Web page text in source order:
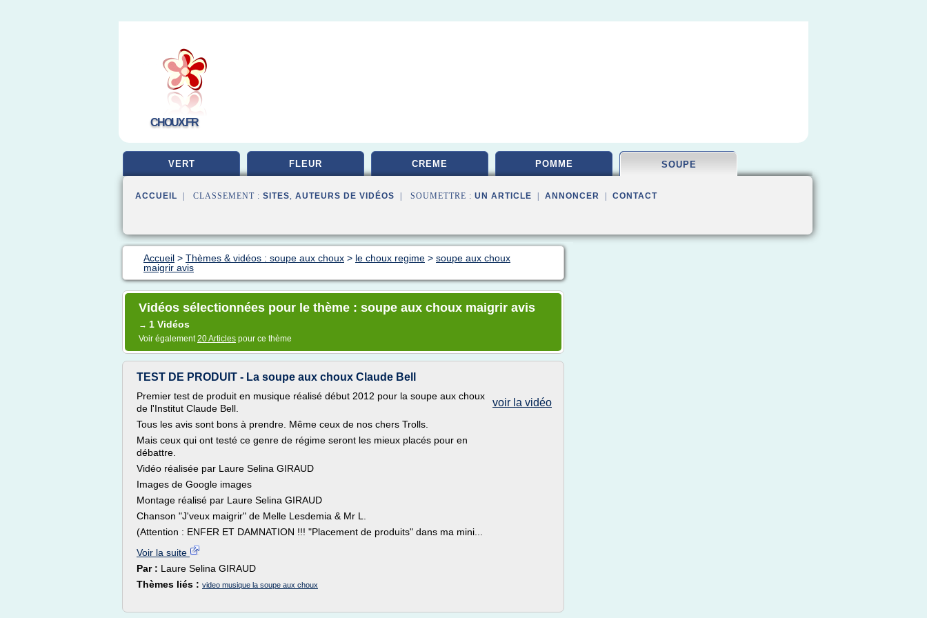
CHOUX.FR
VERT FLEUR CREME POMME SOUPE
ACCUEIL | CLASSEMENT : SITES, AUTEURS DE VIDÉOS | SOUMETTRE : UN ARTICLE ANNONCER CONTACT
Accueil > Thèmes & vidéos : soupe aux choux > le choux regime > soupe aux choux
maigrir avis
Vidéos sélectionnées pour le thème : soupe aux choux maigrir avis
→ 1 Vidéos
Voir également20 Articles pour ce thème
TEST DE PRODUIT - La soupe aux choux Claude Bell
voir la vidéo
Premier test de produit en musique réalisé début 2012 pour la soupe aux choux
de l'Institut Claude Bell.
Tous les avis sont bons à prendre. Même ceux de nos chers Trolls.
Mais ceux qui ont testé ce genre de régime seront les mieux placés pour en
débattre.
Vidéo réalisée par Laure Selina GIRAUD
Images de Google images
Montage réalisé par Laure Selina GIRAUD
Chanson "J'veux maigrir" de Melle Lesdemia & Mr L.
(Attention : ENFER ET DAMNATION !!! "Placement de produits" dans ma mini...
Voir la suite
Par : Laure Selina GIRAUD
Thèmes liés : video musique la soupe aux choux